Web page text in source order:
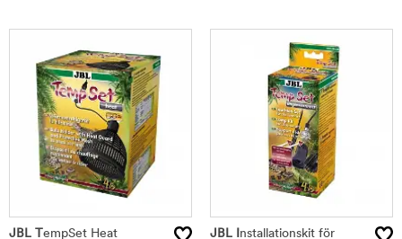
JBL T empSet Heat
JBL Installationskit för